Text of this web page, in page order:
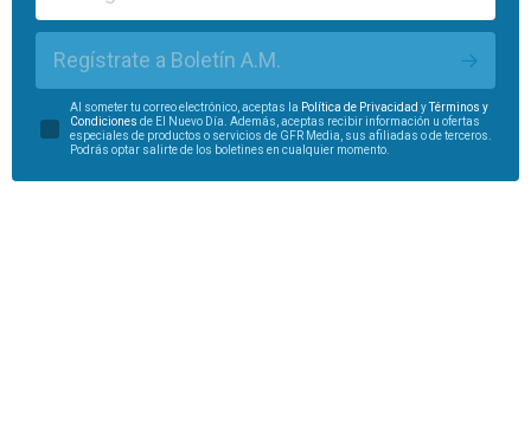
Regístrate a Boletín A.M.
Al someter tu correo electrónico, aceptas la Política de Privacidad yTérminos y
Condiciones de El Nuevo Día. Además, aceptas recibir información u ofertas
especiales de productos o servicios de GFR Media, sus afiliadas o de terceros.
Podrás optar salirte de los boletines en cualquier momento.